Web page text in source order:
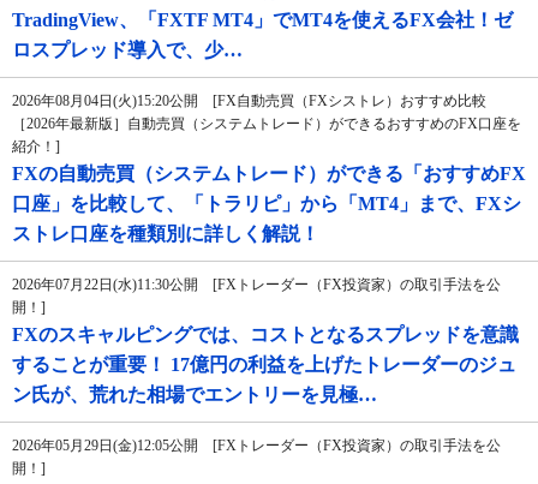
TradingView、「FXTF MT4」でMT4を使えるFX会社！ゼ
ロスプレッド導入で、少…
2026年08月04日(火)15:20公開 [FX自動売買（FXシストレ）おすすめ比較
［2026年最新版］自動売買（システムトレード）ができるおすすめのFX口座を
紹介！]
FXの自動売買（システムトレード）ができる「おすすめFX
口座」を比較して、「トラリピ」から「MT4」まで、FXシ
ストレ口座を種類別に詳しく解説！
2026年07月22日(水)11:30公開 [FXトレーダー（FX投資家）の取引手法を公
開！]
FXのスキャルピングでは、コストとなるスプレッドを意識
することが重要！ 17億円の利益を上げたトレーダーのジュ
ン氏が、荒れた相場でエントリーを見極…
2026年05月29日(金)12:05公開 [FXトレーダー（FX投資家）の取引手法を公
開！]